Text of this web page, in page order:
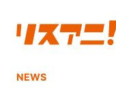
NEWS